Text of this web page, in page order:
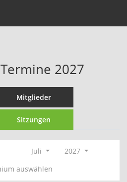
2027
Mitglieder
Sitzungen
Juli
2027
auswählen